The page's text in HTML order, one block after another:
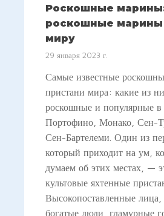
Роскошные
роскошные марины
миру
29 января 2023 г.
Самые известные
пристани мира: какие из
роскошные и популярные в
Портофино, Монако, Сен-
Сен-Бартелеми. Один из
который приходит на ум,
думаем об этих местах, —
культовые яхтенные
Высокопоставленные лица,
богатые люди, гламурные